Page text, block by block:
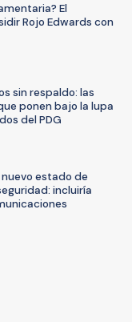
El
Rojo Edwards con
sin respaldo: las
ponen bajo la lupa
del PDG
estado de
incluiría